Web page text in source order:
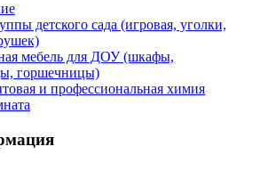
детского сада (игровая, уголки,
мебель для ДОУ (шкафы,
горшечницы)
и профессиональная химия